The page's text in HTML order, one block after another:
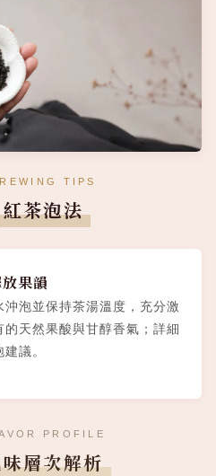
TIPS
紅茶泡法
果韻
沖泡並保持茶湯溫度，充分激
的天然果酸與甘醇香氣；詳細
議。
PROFILE
層次解析